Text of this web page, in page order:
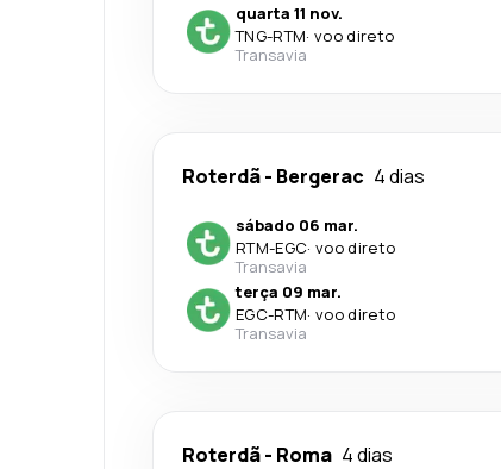
quarta 11 nov.
TNG-RTM· voo direto
Transavia
Roterdã- Bergerac 4 dias
sábado 06 mar.
RTM-EGC· voo direto
Transavia
terça 09 mar.
EGC-RTM· voo direto
Transavia
Roterdã- Roma 4 dias